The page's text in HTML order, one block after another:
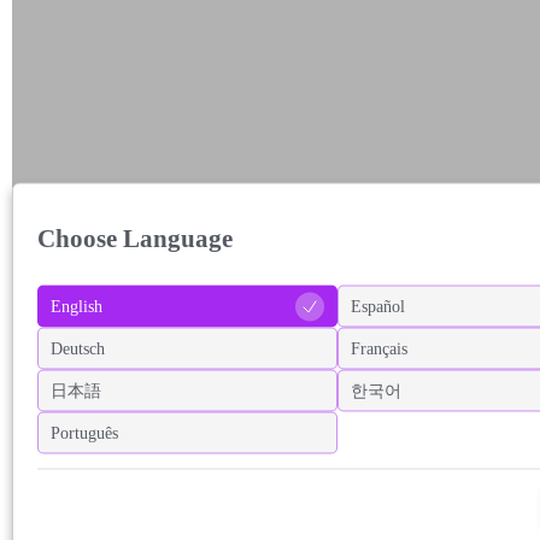
Choose Language
English Español
Deutsch Français
日本語 한국어
Português